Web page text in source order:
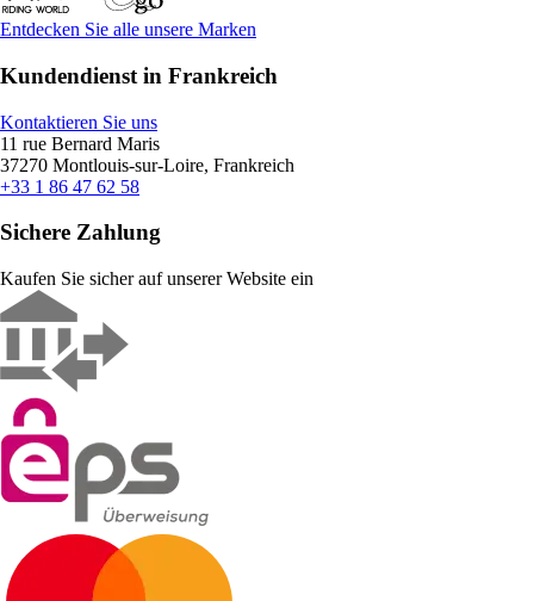
Entdecken Sie alle unsere Marken
Kundendienst in Frankreich
Kontaktieren Sie uns
11 rue Bernard Maris
37270 Montlouis-sur-Loire, Frankreich
+33 1 86 47 62 58
Sichere Zahlung
Kaufen Sie sicher auf unserer Website ein